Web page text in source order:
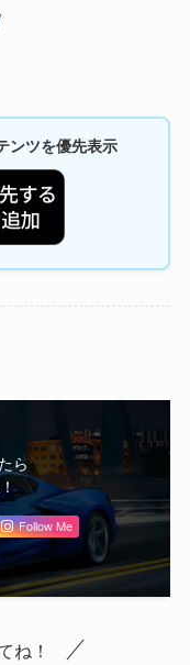
ンツを優先表示
ら
Follow Me
ね！